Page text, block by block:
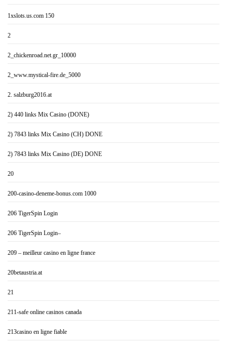
1xslots.us.com 150
2
2_chickenroad.net.gr_10000
2_www.mystical-fire.de_5000
2. salzburg2016.at
2) 440 links Mix Casino (DONE)
2) 7843 links Mix Casino (CH) DONE
2) 7843 links Mix Casino (DE) DONE
20
200-casino-deneme-bonus.com 1000
206 TigerSpin Login
206 TigerSpin Login–
209 – meilleur casino en ligne france
20betaustria.at
21
211-safe online casinos canada
213casino en ligne fiable